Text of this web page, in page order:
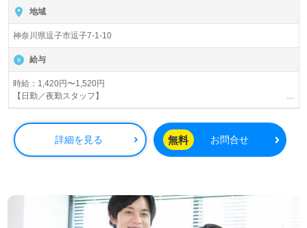
地域
神奈川県逗子市逗子7-1-10
給与
時給：1,420円〜1,520円
【日勤／夜勤スタッフ】
・介護福祉士：時給1,520円～
・実務者研修：時給1,450円～
・初任者研修：時給1,420円～
※スキル手当115～125円（約１年間固定、その後変動の可能性あり）含む
【夜勤1回分】
・初任者研修：27,780円～
賞与：年2回・年間0.4～1.2ヶ月分（業績により変動あり。）
詳細を見る 無料 お問合せ